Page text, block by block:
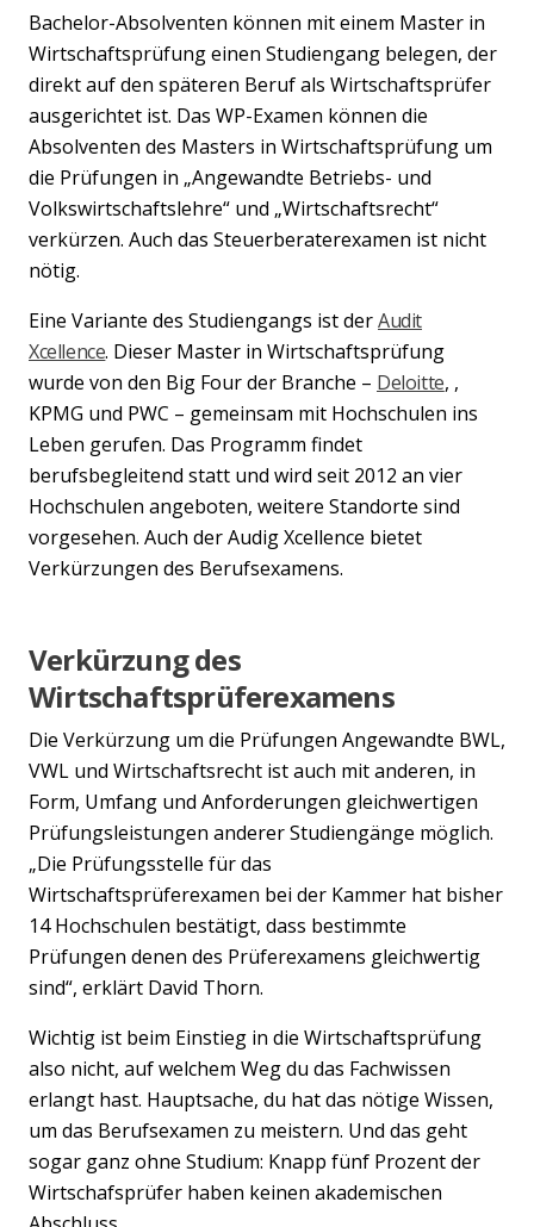
Bachelor-Absolventen können mit einem Master in
Wirtschaftsprüfung einen Studiengang belegen, der
direkt auf den späteren Beruf als Wirtschaftsprüfer
ausgerichtet ist. Das WP-Examen können die
Absolventen des Masters in Wirtschaftsprüfung um
die Prüfungen in „Angewandte Betriebs- und
Volkswirtschaftslehre“ und „Wirtschaftsrecht“
verkürzen. Auch das Steuerberaterexamen ist nicht
nötig.
Eine Variante des Studiengangs ist derAudit
Xcellence. Dieser Master in Wirtschaftsprüfung
wurde von den Big Four der Branche – Deloitte, ,
KPMG und PWC – gemeinsam mit Hochschulen ins
Leben gerufen. Das Programm findet
berufsbegleitend statt und wird seit 2012 an vier
Hochschulen angeboten, weitere Standorte sind
vorgesehen. Auch der Audig Xcellence bietet
Verkürzungen des Berufsexamens.
Verkürzung des
Wirtschaftsprüferexamens
Die Verkürzung um die Prüfungen Angewandte BWL,
VWL und Wirtschaftsrecht ist auch mit anderen, in
Form, Umfang und Anforderungen gleichwertigen
Prüfungsleistungen anderer Studiengänge möglich.
„Die Prüfungsstelle für das
Wirtschaftsprüferexamen bei der Kammer hat bisher
14 Hochschulen bestätigt, dass bestimmte
Prüfungen denen des Prüferexamens gleichwertig
sind“, erklärt David Thorn.
Wichtig ist beim Einstieg in die Wirtschaftsprüfung
also nicht, auf welchem Weg du das Fachwissen
erlangt hast. Hauptsache, du hat das nötige Wissen,
um das Berufsexamen zu meistern. Und das geht
sogar ganz ohne Studium: Knapp fünf Prozent der
Wirtschafsprüfer haben keinen akademischen